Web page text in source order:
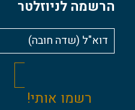
הרשמה לניוזלטר